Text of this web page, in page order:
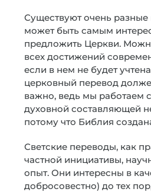
Существуют очень
может быть самым
предложить Церкви.
всех достижений
если в нем не будет
церковный перевод
важно, ведь мы работаем
духовной составляющей
потому что Библия
Светские переводы, как
частной инициативы,
опыт. Они интересны в
добросовестно) до тех